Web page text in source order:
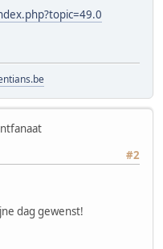
#2
dag gewenst!